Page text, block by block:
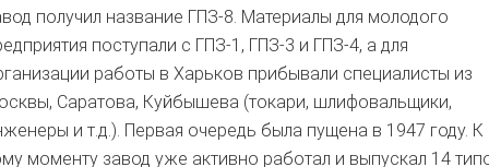
получил название ГПЗ-8. Материалы для молодого
поступали с ГПЗ-1, ГПЗ-3 и ГПЗ-4, а для
работы в Харьков прибывали специалисты из
Саратова, Куйбышева (токари, шлифовальщики,
и т.д.). Первая очередь была пущена в 1947 году. К
моменту завод уже активно работал и выпускал 14